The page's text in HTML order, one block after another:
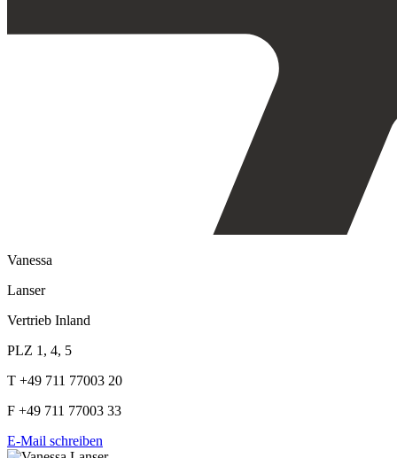
Vanessa
Lanser
Vertrieb Inland
PLZ 1, 4, 5
T +49 711 77003 20
F +49 711 77003 33
E-Mail schreiben